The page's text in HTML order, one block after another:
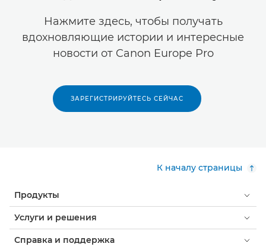
Нажмите здесь, чтобы получать
вдохновляющие истории и интересные
новости от Canon Europe Pro
ЗАРЕГИСТРИРУЙТЕСЬ СЕЙЧАС
К началу страницы
Продукты
Услуги и решения
Справка и поддержка